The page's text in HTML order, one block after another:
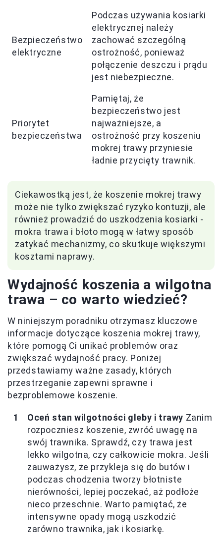
Bezpieczeństwo
elektryczne
Podczas używania kosiarki
elektrycznej należy
zachować szczególną
ostrożność, ponieważ
połączenie deszczu i prądu
jest niebezpieczne.
Priorytet
bezpieczeństwa
Pamiętaj, że
bezpieczeństwo jest
najważniejsze, a
ostrożność przy koszeniu
mokrej trawy przyniesie
ładnie przycięty trawnik.
Ciekawostką jest, że koszenie mokrej trawy
może nie tylko zwiększać ryzyko kontuzji, ale
również prowadzić do uszkodzenia kosiarki -
mokra trawa i błoto mogą w łatwy sposób
zatykać mechanizmy, co skutkuje większymi
kosztami naprawy.
Wydajność koszenia a wilgotna
trawa – co warto wiedzieć?
W niniejszym poradniku otrzymasz kluczowe
informacje dotyczące koszenia mokrej trawy,
które pomogą Ci unikać problemów oraz
zwiększać wydajność pracy. Poniżej
przedstawiamy ważne zasady, których
przestrzeganie zapewni sprawne i
bezproblemowe koszenie.
Oceń stan wilgotności gleby i trawy Zanim
rozpoczniesz koszenie, zwróć uwagę na
swój trawnika. Sprawdź, czy trawa jest
lekko wilgotna, czy całkowicie mokra. Jeśli
zauważysz, że przykleja się do butów i
podczas chodzenia tworzy błotniste
nierówności, lepiej poczekać, aż podłoże
nieco przeschnie. Warto pamiętać, że
intensywne opady mogą uszkodzić
zarówno trawnika, jak i kosiarkę.